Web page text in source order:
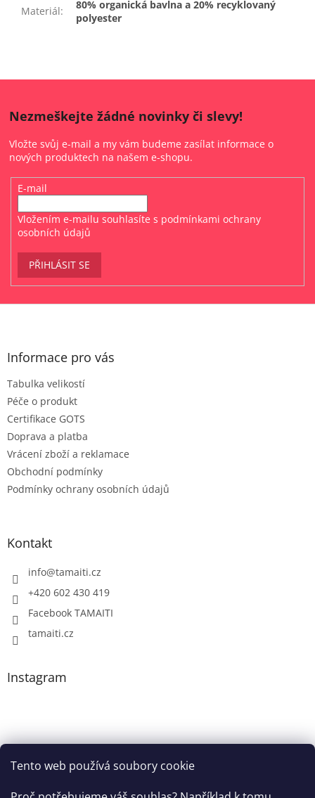
Tento web používá soubory cookie
Materiál:
80% organická bavlna a 20% recyklovaný
polyester
Nezmeškejte žádné novinky či slevy!
Vložte svůj e-mail a my vám budeme zasílat informace o
nových produktech na našem e-shopu.
E-mail
Vložením e-mailu souhlasíte s podmínkami ochrany
osobních údajů
PŘIHLÁSIT SE
Z
Informace pro vás
Tabulka velikostí
Péče o produkt
Certifikace GOTS
Doprava a platba
Vrácení zboží a reklamace
Obchodní podmínky
Podmínky ochrany osobních údajů
Kontakt
info@tamaiti.cz
+420 602 430 419
Facebook TAMAITI
tamaiti.cz
Instagram